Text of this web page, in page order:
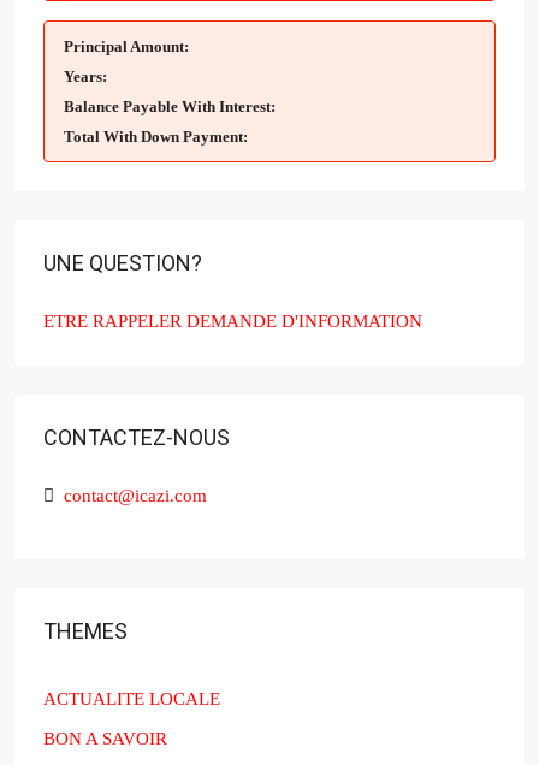
Principal Amount:
Years:
Balance Payable With Interest:
Total With Down Payment:
UNE QUESTION?
ETRE RAPPELER DEMANDE D'INFORMATION
CONTACTEZ-NOUS
contact@icazi.com
THEMES
ACTUALITE LOCALE
BON A SAVOIR